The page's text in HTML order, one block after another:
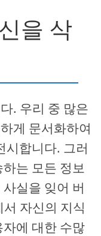
을 삭
. 우리 중 많은
게 문서화하여
시합니다. 그러
는 모든 정보
실을 잊어 버
자신의 지식
에 대한 수많